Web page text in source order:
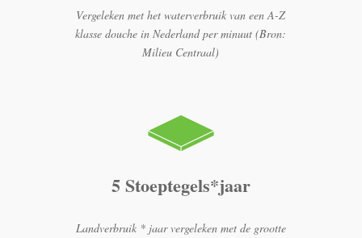
Vergeleken met het waterverbruik van een A-Z
klasse douche in Nederland per minuut (Bron:
Milieu Centraal)
5 Stoeptegels*jaar
Landverbruik * jaar vergeleken met de grootte